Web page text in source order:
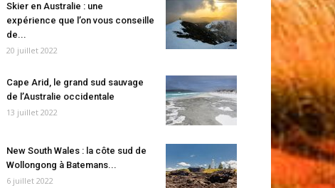
Skier en Australie : une
expérience que l’on vous conseille
de...
20 juillet 2022
Cape Arid, le grand sud sauvage
de l’Australie occidentale
13 juillet 2022
New South Wales : la côte sud de
Wollongong à Batemans...
6 juillet 2022